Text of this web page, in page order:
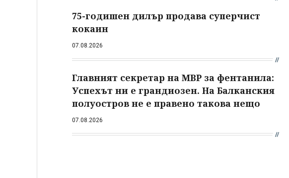
75-годишен дилър продава суперчист
кокаин
07.08.2026
Главният секретар на МВР за фентанила:
Успехът ни е грандиозен. На Балканския
полуостров не е правено такова нещо
07.08.2026